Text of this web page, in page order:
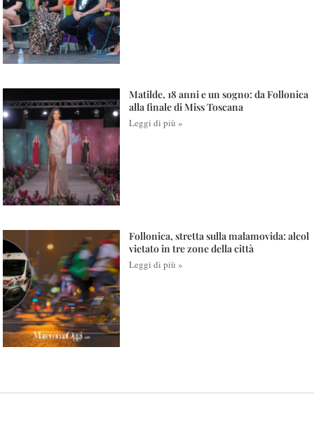
Matilde, 18 anni e un sogno: da Follonica
alla finale di Miss Toscana
Leggi di più »
Follonica, stretta sulla malamovida: alcol
vietato in tre zone della città
Leggi di più »